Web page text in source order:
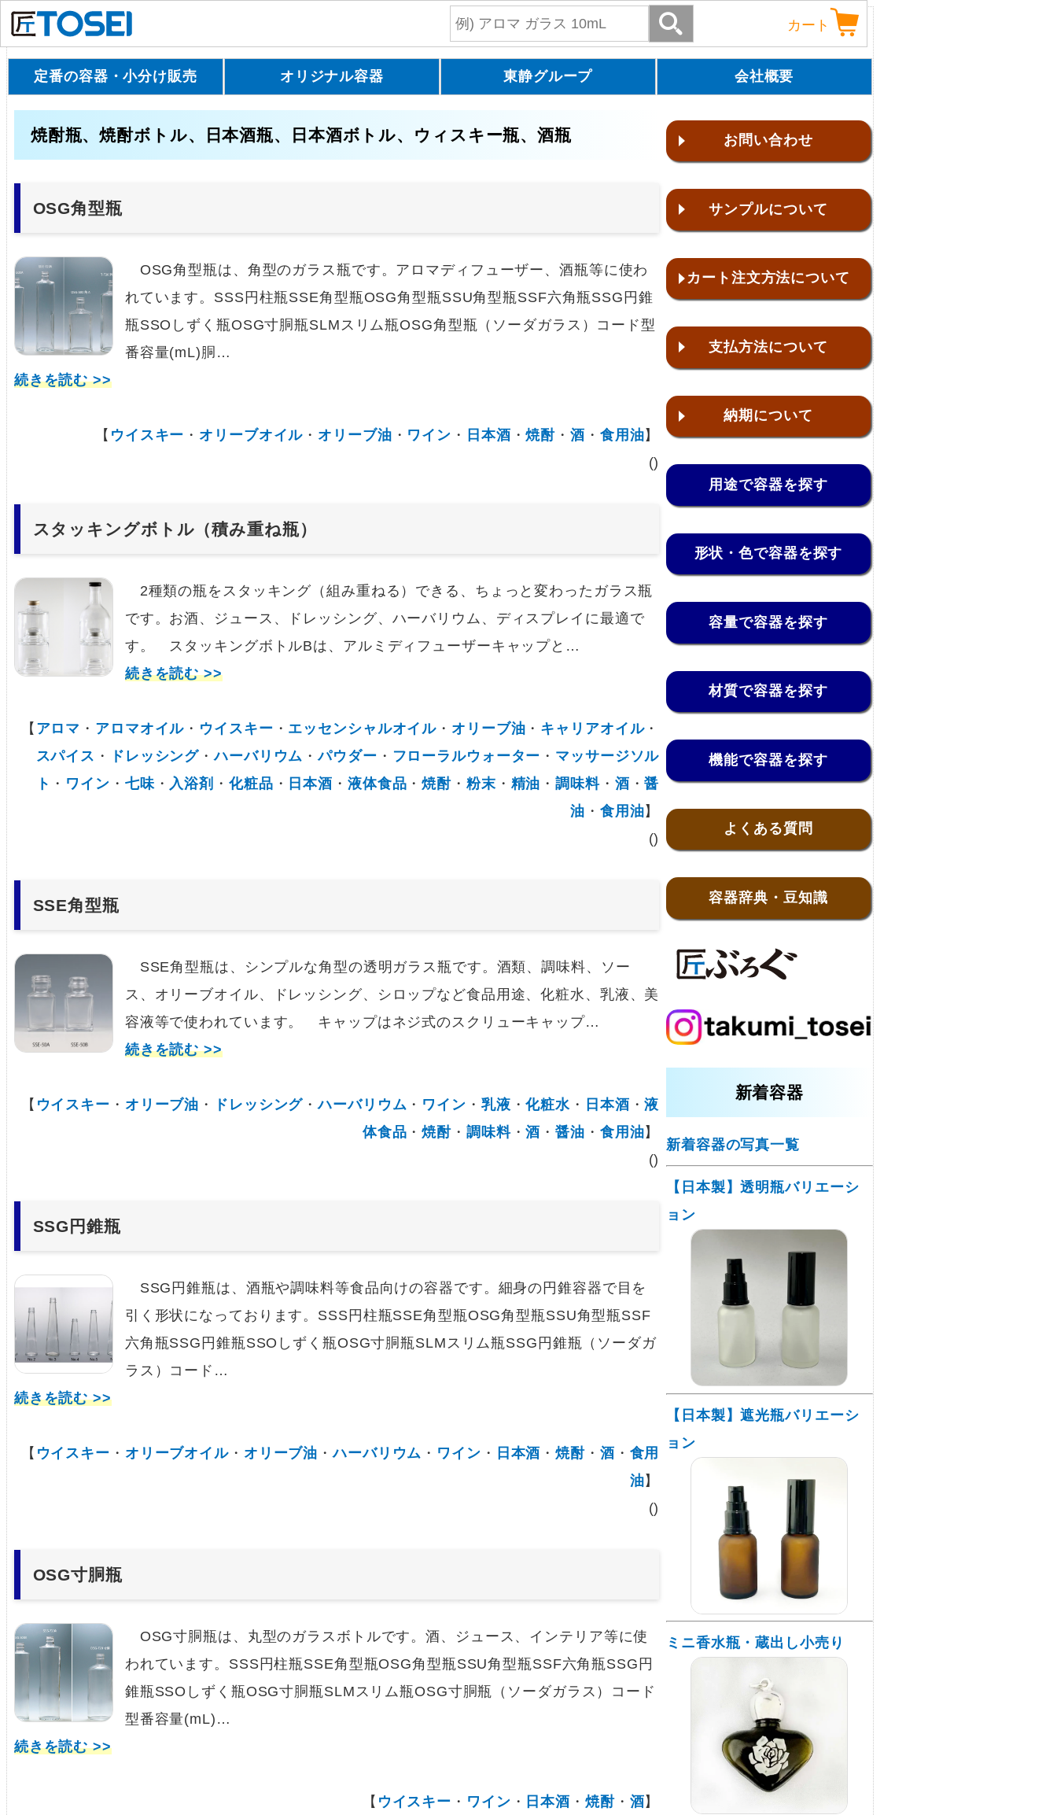
カート
焼酎瓶、焼酎ボトル、日本酒瓶、日本酒ボトル、ウィスキー瓶、酒瓶
OSG角型瓶
OSG角型瓶は、角型のガラス瓶です。アロマディフューザー、酒瓶等に使わ
れています。SSS円柱瓶SSE角型瓶OSG角型瓶SSU角型瓶SSF六角瓶SSG円錐
瓶SSOしずく瓶OSG寸胴瓶SLMスリム瓶OSG角型瓶（ソーダガラス）コード型
番容量(mL)胴…
続きを読む >>
【 ウイスキー ・ オリーブオイル ・ オリーブ油 ・ ワイン ・ 日本酒 ・焼酎 ・ 酒 ・ 食用油】
()
スタッキングボトル（積み重ね瓶）
2種類の瓶をスタッキング（組み重ねる）できる、ちょっと変わったガラス瓶
です。お酒、ジュース、ドレッシング、ハーバリウム、ディスプレイに最適で
す。 スタッキングボトルBは、アルミディフューザーキャップと…
続きを読む >>
【 アロマ ・ アロマオイル ・ ウイスキー ・ エッセンシャルオイル ・ オリーブ油 ・ キャリアオイル・
スパイス ・ ドレッシング ・ハーバリウム ・パウダー ・ フローラルウォーター ・ マッサージソル
ト ・ ワイン ・ 七味・ 入浴剤 ・ 化粧品 ・ 日本酒 ・ 液体食品 ・焼酎 ・ 粉末・ 精油 ・調味料・ 酒 ・醤
油 ・ 食用油】
()
SSE角型瓶
SSE角型瓶は、シンプルな角型の透明ガラス瓶です。酒類、調味料、ソー
ス、オリーブオイル、ドレッシング、シロップなど食品用途、化粧水、乳液、美
容液等で使われています。 キャップはネジ式のスクリューキャップ…
続きを読む >>
【 ウイスキー ・ オリーブ油 ・ ドレッシング ・ハーバリウム ・ ワイン ・ 乳液 ・化粧水 ・ 日本酒 ・液
体食品 ・焼酎 ・ 調味料・酒 ・醤油 ・ 食用油】
()
SSG円錐瓶
SSG円錐瓶は、酒瓶や調味料等食品向けの容器です。細身の円錐容器で目を
引く形状になっております。SSS円柱瓶SSE角型瓶OSG角型瓶SSU角型瓶SSF
六角瓶SSG円錐瓶SSOしずく瓶OSG寸胴瓶SLMスリム瓶SSG円錐瓶（ソーダガ
ラス）コード…
続きを読む >>
【 ウイスキー ・ オリーブオイル・ オリーブ油 ・ハーバリウム ・ ワイン ・ 日本酒 ・焼酎・ 酒 ・ 食用
油】
()
OSG寸胴瓶
OSG寸胴瓶は、丸型のガラスボトルです。酒、ジュース、インテリア等に使
われています。SSS円柱瓶SSE角型瓶OSG角型瓶SSU角型瓶SSF六角瓶SSG円
錐瓶SSOしずく瓶OSG寸胴瓶SLMスリム瓶OSG寸胴瓶（ソーダガラス）コード
型番容量(mL)…
続きを読む >>
【 ウイスキー ・ ワイン ・ 日本酒 ・ 焼酎・ 酒】
定番の容器・小分け販売 オリジナル容器 東静グループ 会社概要
お問い合わせ
サンプルについて
カート注文方法について
支払方法について
納期について
用途で容器を探す
形状・色で容器を探す
容量で容器を探す
材質で容器を探す
機能で容器を探す
よくある質問
容器辞典・豆知識
新着容器
新着容器の写真一覧
【日本製】透明瓶バリエーシ
ョン
【日本製】遮光瓶バリエーシ
ョン
ミニ香水瓶・蔵出し小売り